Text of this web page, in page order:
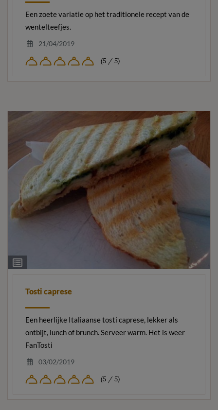
Een zoete variatie op het traditionele recept van de
wentelteefjes.
21/04/2019
(5 / 5)
Ingrediëntenlijst
Tosti caprese
Een heerlijke Italiaanse tosti caprese, lekker als
ontbijt, lunch of brunch. Serveer warm. Het is weer
FanTosti
03/02/2019
(5 / 5)